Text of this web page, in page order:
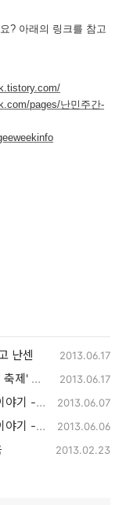
? 아래의 링크를 참고
pages/난민주간-
난센 2013.06.17
[2013난민주간_현장스케치]'점들의 이야기 축제' 그 축제의 현장을 전해드립니다! 2013.06.17
세 개의 ‘점’ 이 이야기 하는 ‘방’과 ‘난민’의 이야기 - 최장원 작가 독점 인터뷰 (2) 2013.06.07
세 개의 ‘점’ 이 이야기 하는 ‘방’과 ‘난민’의 이야기 - 최장원 작가 독점 인터뷰 (1) 2013.06.06
2013.02.23